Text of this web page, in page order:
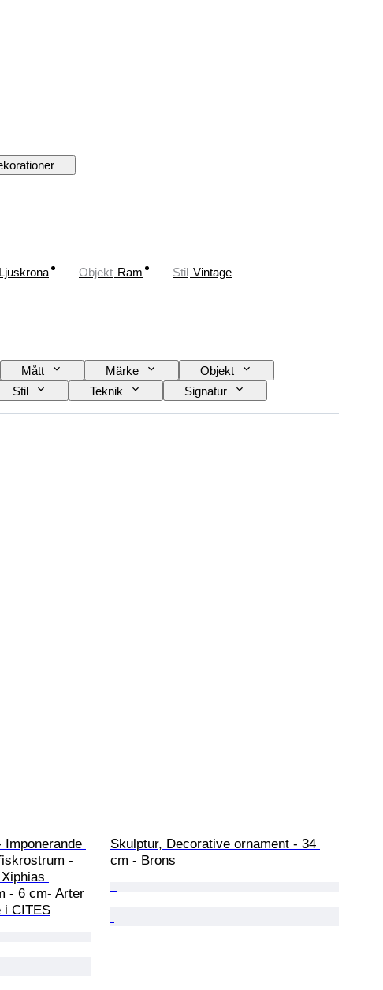
Ljuskrona Objekt Ram Stil Vintage
Mått Märke
Objekt
Stil Teknik
Signatur
Kraftreserv Behandling
Klockljud
Imponerande
-
- 6 cm- Arter
i CITES
Skulptur, Decorative ornament - 34
cm - Brons